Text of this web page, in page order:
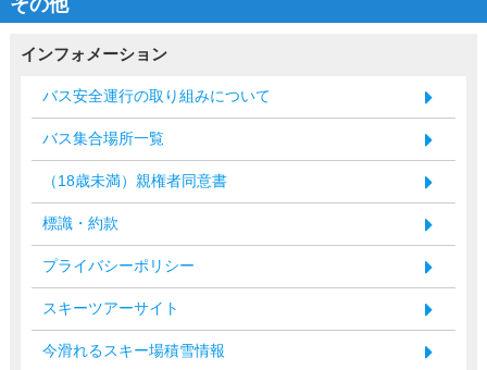
その他
インフォメーション
バス安全運行の取り組みについて
バス集合場所一覧
（18歳未満）親権者同意書
標識・約款
プライバシーポリシー
スキーツアーサイト
今滑れるスキー場積雪情報